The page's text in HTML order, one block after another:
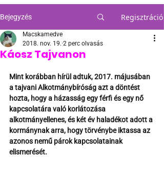
Bejegyzés Regisztráció
Káosz Tajvanon
Macskamedve
2018. nov. 19. 2 perc olvasás
Mint korábban hírül adtuk, 2017. májusában
a tajvani Alkotmánybíróság azt a döntést
hozta, hogy a házasság egy férfi és egy nő
kapcsolatára való korlátozása
alkotmányellenes, és két év haladékot adott a
kormánynak arra, hogy törvénybe iktassa az
azonos nemű párok kapcsolatainak
elismerését.